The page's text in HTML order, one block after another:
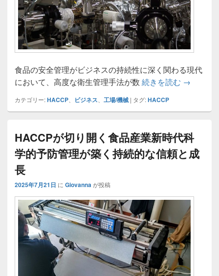
食品の安全管理がビジネスの持続性に深く関わる現代
において、高度な衛生管理手法が数 続きを読む HACCP
→
カテゴリー:HACCP ビジネス 工場/機械 | タグ:HACCP
HACCPが切り開く食品産業新時代科
学的予防管理が築く持続的な信頼と成
長
2025年7月21日 に Giovannaが投稿